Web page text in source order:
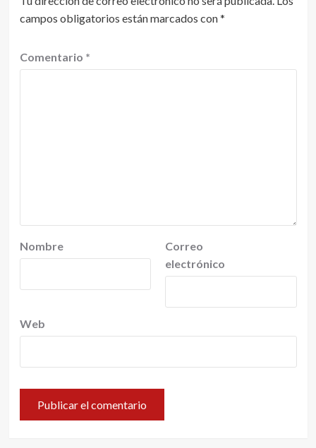
campos obligatorios están marcados con*
Comentario *
Nombre
Correo
electrónico
Web